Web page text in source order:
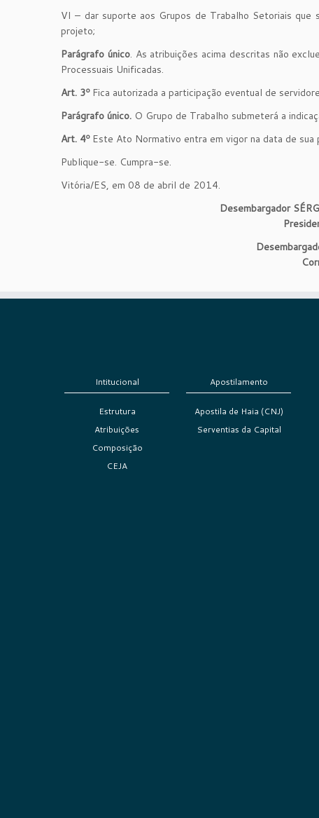
VI – dar suporte aos Grupos de Trabalho Setoriais que
projeto;
Parágrafo único. As atribuições acima descritas não
Processuais Unificadas.
Art. 3º Fica autorizada a participação eventual de
Parágrafo único. O Grupo de Trabalho submeterá a
Art. 4ºEste Ato Normativo entra em vigor na data de sua
Publique-se. Cumpra-se.
Vitória/ES, em 08 de abril de 2014.
Desembargador
Intitucional
Estrutura
Atribuições
Composição
CEJA
Apostilamento
Apostila de Haia (CNJ)
Serventias da Capital